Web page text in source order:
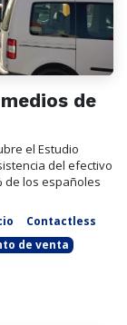
de
el Estudio
del efectivo
de los españoles
Contactless
de venta